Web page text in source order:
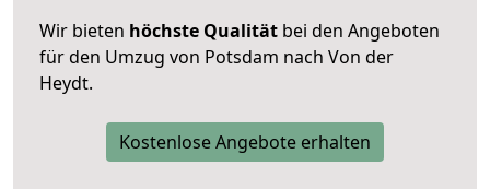
Wir bieten höchste Qualität bei den Angeboten
für den Umzug von Potsdam nach Von der
Heydt.
Kostenlose Angebote erhalten